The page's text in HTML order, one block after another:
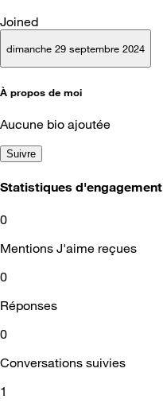
Joined
dimanche 29 septembre 2024
À propos de moi
Aucune bio ajoutée
Suivre
Statistiques d'engagement
0
Mentions J'aime reçues
0
Réponses
0
Conversations suivies
1